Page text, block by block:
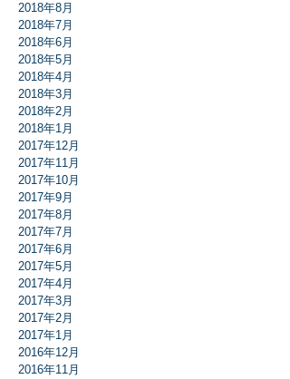
2018年8月
2018年7月
2018年6月
2018年5月
2018年4月
2018年3月
2018年2月
2018年1月
2017年12月
2017年11月
2017年10月
2017年9月
2017年8月
2017年7月
2017年6月
2017年5月
2017年4月
2017年3月
2017年2月
2017年1月
2016年12月
2016年11月